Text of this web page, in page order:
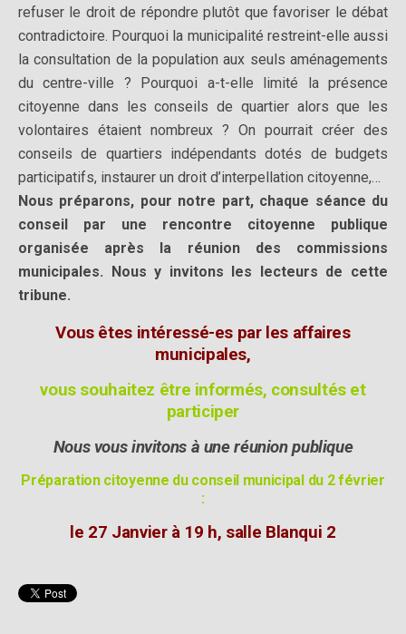
refuser le droit de répondre plutôt que favoriser le débat
contradictoire. Pourquoi la municipalité restreint-elle aussi
la consultation de la population aux seuls aménagements
du centre-ville ? Pourquoi a-t-elle limité la présence
citoyenne dans les conseils de quartier alors que les
volontaires étaient nombreux ? On pourrait créer des
conseils de quartiers indépendants dotés de budgets
participatifs, instaurer un droit d’interpellation citoyenne,…
Nous préparons, pour notre part, chaque séance du
conseil par une rencontre citoyenne publique
organisée après la réunion des commissions
municipales. Nous y invitons les lecteurs de cette
tribune.
Vous êtes intéressé-es par les affaires
municipales,
vous souhaitez être informés, consultés et
participer
Nous vous invitons à une réunion publique
Préparation citoyenne du conseil municipal du 2 février
:
le 27 Janvier à 19 h, salle Blanqui 2